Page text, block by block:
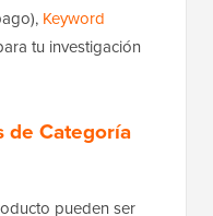
Keyword
tu investigación
de Categoría
pueden ser